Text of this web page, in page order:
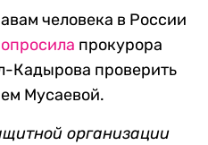
человека в России
прокурора
Кадырова проверить
Мусаевой.
организации